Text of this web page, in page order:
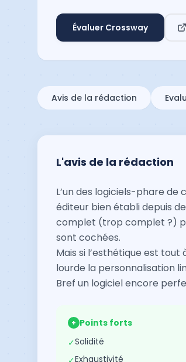
Évaluer Crossway
Avis de la rédaction
L'avis de la rédaction
L’un des logiciels-phare
éditeur bien établi depuis
complet (trop complet ?)
sont cochées.
Mais si l’esthétique est
lourde la personnalisation
Bref un logiciel encore
+ Points forts
✓Solidité
Exhaustivité